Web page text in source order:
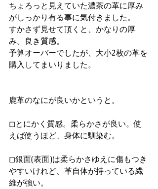
ちょろっと見えていた濃茶の革に厚み
がしっかり有る事に気付きました。
すかさず見せて頂くと、かなりの厚
み。良き質感。
予算オーバーでしたが、大小2枚の革を
購入してまいりました。
鹿革のなにが良いかというと。
◻とにかく質感。柔らかさが良い。使
えば使うほど、身体に馴染む。
◻銀面(表面)は柔らかさゆえに傷もつき
やすいけれど、革自体が持っている繊
維が強い。